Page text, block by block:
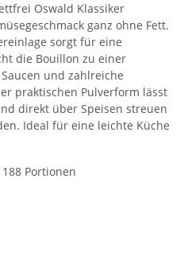
Oswald Klassiker
ganz ohne Fett.
sorgt für eine
die Bouillon zu einer
und zahlreiche
praktischen Pulverform lässt
direkt über Speisen streuen
Ideal für eine leichte Küche
Portionen